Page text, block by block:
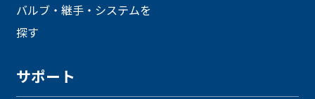
バルブ・継手・システムを
探す
サポート